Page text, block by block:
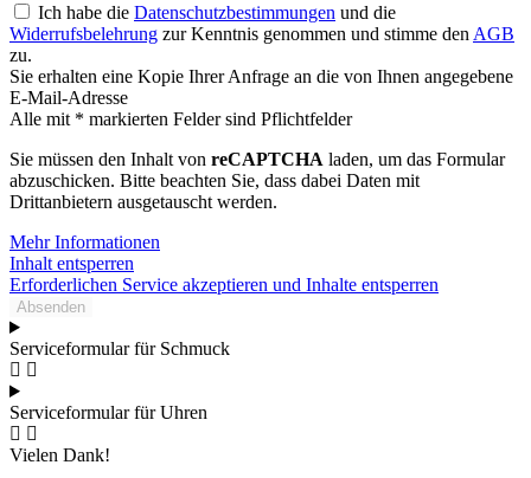
Ich habe die Datenschutzbestimmungen und die
Widerrufsbelehrung zur Kenntnis genommen und stimme den AGB
zu.
Sie erhalten eine Kopie Ihrer Anfrage an die von Ihnen angegebene
E-Mail-Adresse
Alle mit * markierten Felder sind Pflichtfelder
Sie müssen den Inhalt von reCAPTCHA laden, um das Formular
abzuschicken. Bitte beachten Sie, dass dabei Daten mit
Drittanbietern ausgetauscht werden.
Mehr Informationen
Inhalt entsperren
Erforderlichen Service akzeptieren und Inhalte entsperren
Absenden
Serviceformular für Schmuck
Serviceformular für Uhren
Vielen Dank!